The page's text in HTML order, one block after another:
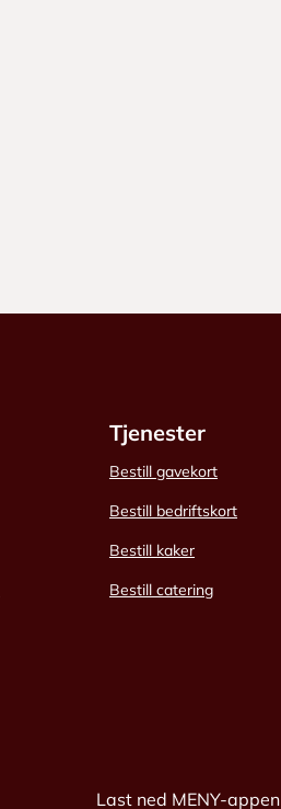
Tjenester
Bestill gavekort
Bestill bedriftskort
Bestill kaker
Bestill catering
Last ned MENY-appen